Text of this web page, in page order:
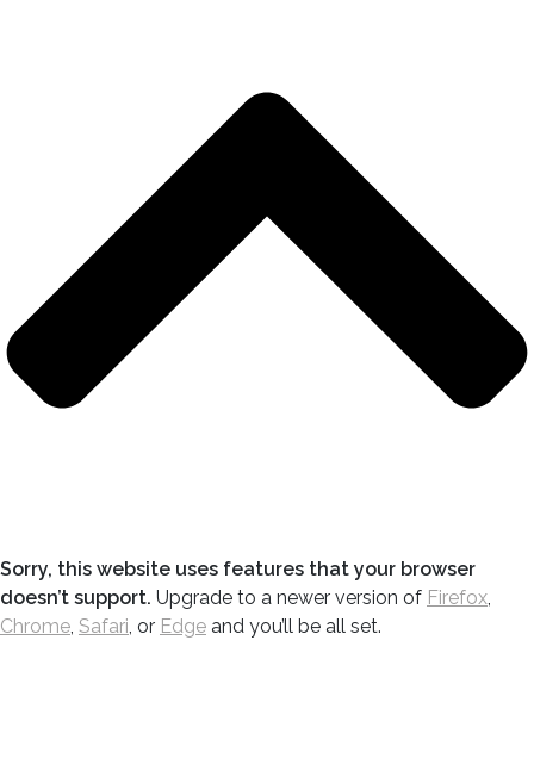
Sorry, this website uses features that your browser
doesn’t support. Upgrade to a newer version of Firefox,
Chrome, Safari, or Edge and you’ll be all set.